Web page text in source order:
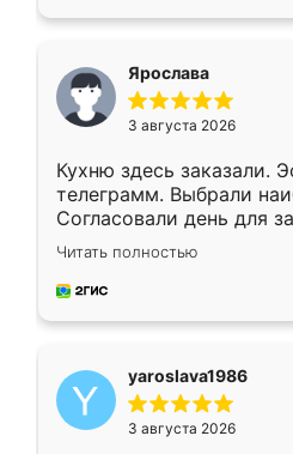
Ярослава
3 августа 2026
Кухню здесь заказали.
телеграмм. Выбрали
Согласовали день для
недели кухня была уже
довольны работой.
мебель за качественную
Читать полностью
yaroslava1986
3 августа 2026